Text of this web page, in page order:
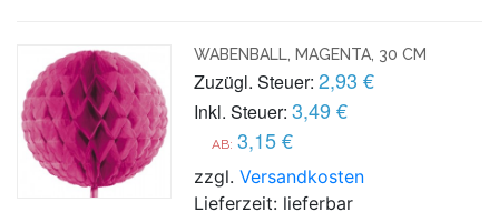
WABENBALL, MAGENTA, 30 CM
Zuzügl. Steuer: 2,93 €
Inkl. Steuer: 3,49 €
AB: 3,15 €
zzgl.Versandkosten
Lieferzeit: lieferbar